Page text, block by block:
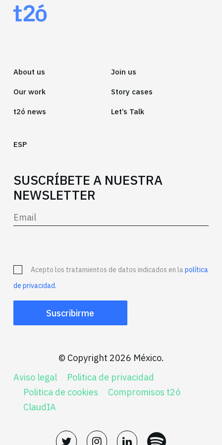
About us
Our work
t2ó news
ESP
Join us
Story cases
Let’s Talk
SUSCRÍBETE A NUESTRA
NEWSLETTER
Acepto los tratamientos de datos indicados en lapolítica
de privacidad.
© Copyright 2026 México.
Aviso legal
Politica de privacidad
Politica de cookies
Compromisos t2ó
ClaudIA